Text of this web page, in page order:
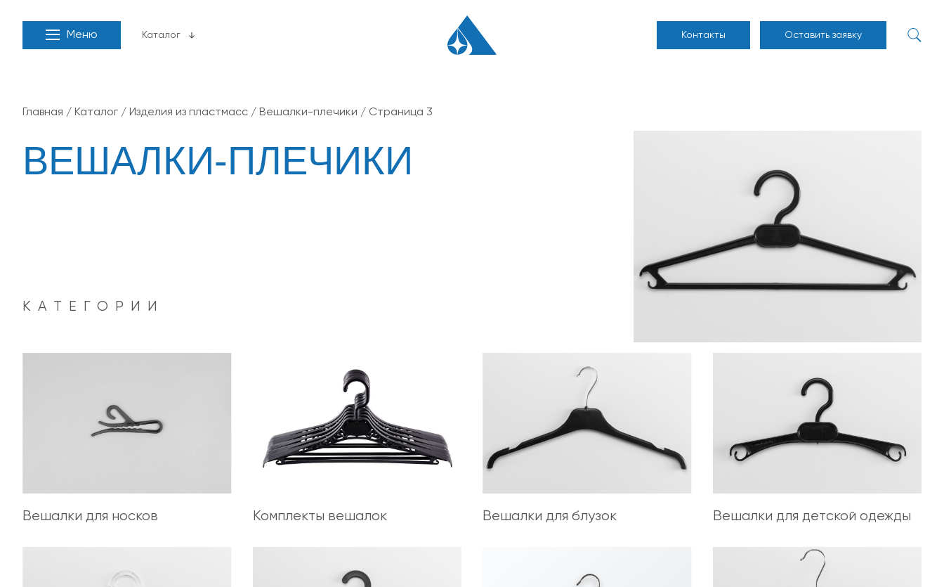
Меню Каталог Контакты Оставить заявку
Главная / Каталог / Изделия из пластмасс / Вешалки-плечики / Страница 3
ВЕШАЛКИ-ПЛЕЧИКИ
КАТЕГОРИИ
Вешалки для носков Комплекты вешалок Вешалки для блузок Вешалки для детской одежды